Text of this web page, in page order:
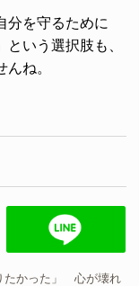
分を守るために
という選択肢も、
ね。
たかった」 心が壊れ